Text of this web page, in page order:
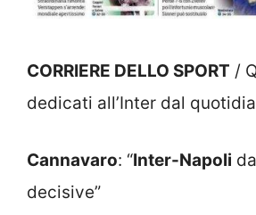
CORRIERE DELLO SPORT /
dedicati all’Inter dal
Cannavaro: “Inter-Napoli
decisive”